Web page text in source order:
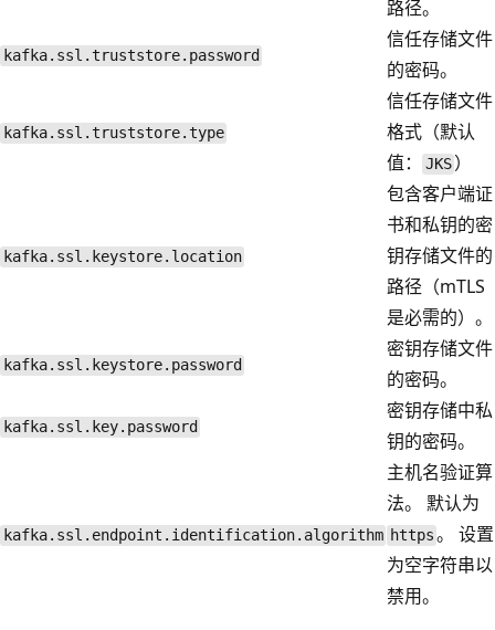
路径。
kafka.ssl.truststore.password
信任存储文件
的密码。
kafka.ssl.truststore.type
信任存储文件
格式（默认
值：
JKS ）
kafka.ssl.keystore.location
包含客户端证
书和私钥的密
钥存储文件的
路径（mTLS
是必需的）。
kafka.ssl.keystore.password
密钥存储文件
的密码。
kafka.ssl.key.password
密钥存储中私
钥的密码。
kafka.ssl.endpoint.identification.algorithm
主机名验证算
法。 默认为
https 。 设置
为空字符串以
禁用。